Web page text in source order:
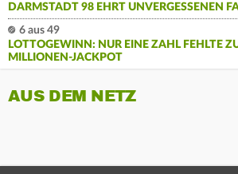
DARMSTADT 98 EHRT UNVERGESSENEN
6 aus 49
LOTTOGEWINN: NUR EINE ZAHL FEHLTE
MILLIONEN-JACKPOT
AUS DEM NETZ